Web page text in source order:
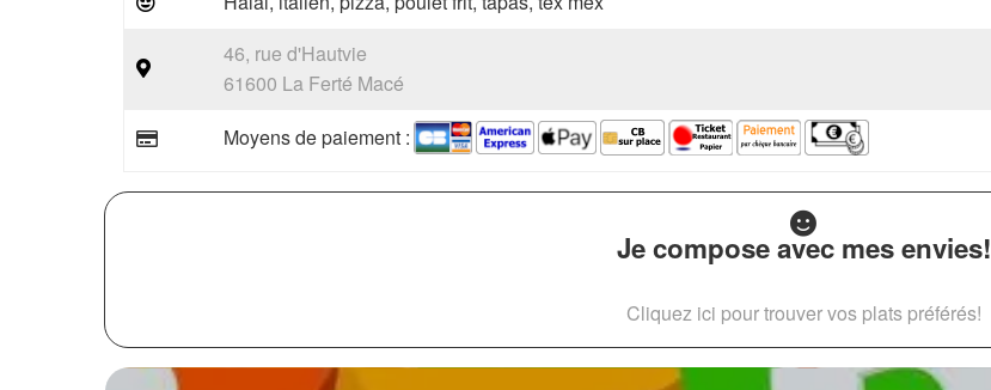
46, rue d'Hautvie
61600 La Ferté Macé
Moyens de paiement :
Je compose avec mes envies!
Cliquez ici pour trouver vos plats préférés!